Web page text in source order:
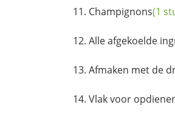
Champignons(1
Alle afgekoelde
Afmaken met de
Vlak voor